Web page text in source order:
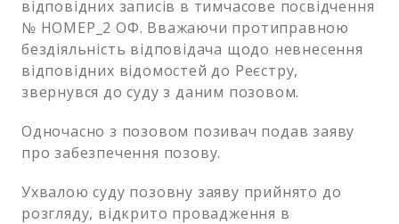
відповідних записів в тимчасове посвідчення
№ НОМЕР_2 ОФ. Вважаючи протиправною
бездіяльність відповідача щодо невнесення
відповідних відомостей до Реєстру,
звернувся до суду з даним позовом.
Одночасно з позовом позивач подав заяву
про забезпечення позову.
Ухвалою суду позовну заяву прийнято до
розгляду, відкрито провадження в